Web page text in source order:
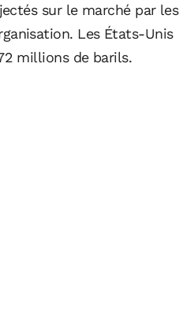
sur le marché par les
Les États-Unis
millions de barils.